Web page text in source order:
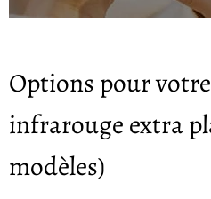
Options pour
infrarouge extra
modèles)